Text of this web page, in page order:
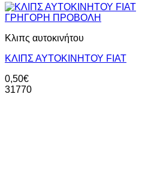
ΓΡΗΓΟΡΗ ΠΡΟΒΟΛΗ
Κλιπς αυτοκινήτου
ΚΛΙΠΣ ΑΥΤΟΚΙΝΗΤΟΥ FIAT
0,50€
31770